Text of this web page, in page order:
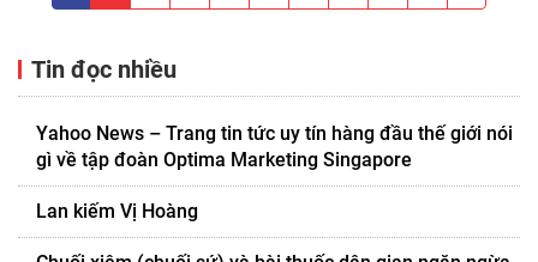
Tin đọc nhiều
Yahoo News – Trang tin tức uy tín hàng đầu thế giới nói
gì về tập đoàn Optima Marketing Singapore
Lan kiếm Vị Hoàng